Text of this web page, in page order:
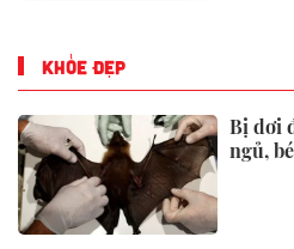
KHỎE ĐẸP
Bị dơi
ngủ,